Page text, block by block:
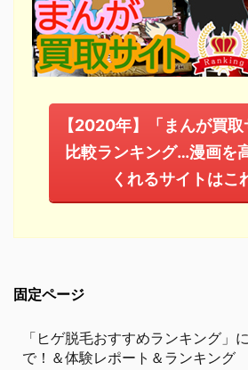
【2020年】「まんが買
比較ランキング…漫画を
くれるサイトはこ
固定ページ
「ヒゲ脱毛おすすめランキング」
で！＆体験レポート＆ランキング